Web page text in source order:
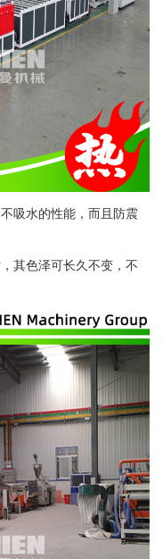
吸水的性能，而且防震
其色泽可长久不变，不